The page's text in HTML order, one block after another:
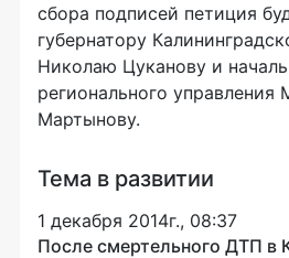
сбора подписей петиция
губернатору
Николаю Цуканову и
регионального
Мартынову.
Тема в развитии
1 декабря 2014г., 08:37
После смертельного ДТП в